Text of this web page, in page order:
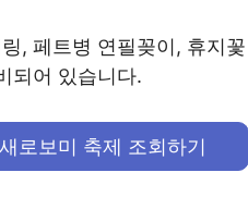
, 페트병 연필꽂이, 휴지
되어 있습니다.
로보미 축제 조회하기